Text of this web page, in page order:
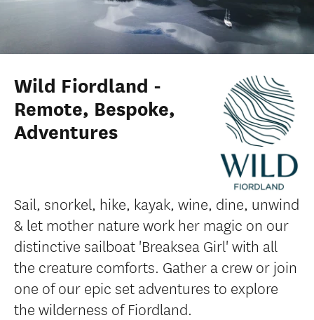
Wild Fiordland -
Remote, Bespoke,
Adventures
Sail, snorkel, hike, kayak, wine, dine, unwind
& let mother nature work her magic on our
distinctive sailboat 'Breaksea Girl' with all
the creature comforts. Gather a crew or join
one of our epic set adventures to explore
the wilderness of Fiordland.